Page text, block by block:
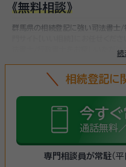
《無料相談》
続
群馬県の相続登記に強い司法書士/
法書士/行政書士をお探しいただけ
日から相続登記が義務化される制
れることになるため、まだ名義変
相続登記に
今す
通話無料
専門相談員が常駐（